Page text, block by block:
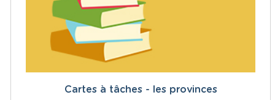
Cartes à tâches - les provinces